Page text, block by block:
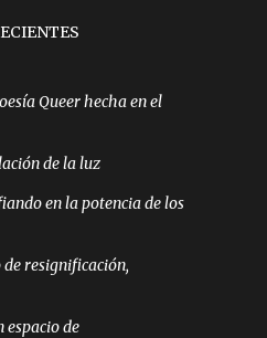
Queer hecha en el
de la luz
en la potencia de los
resignificación,
de